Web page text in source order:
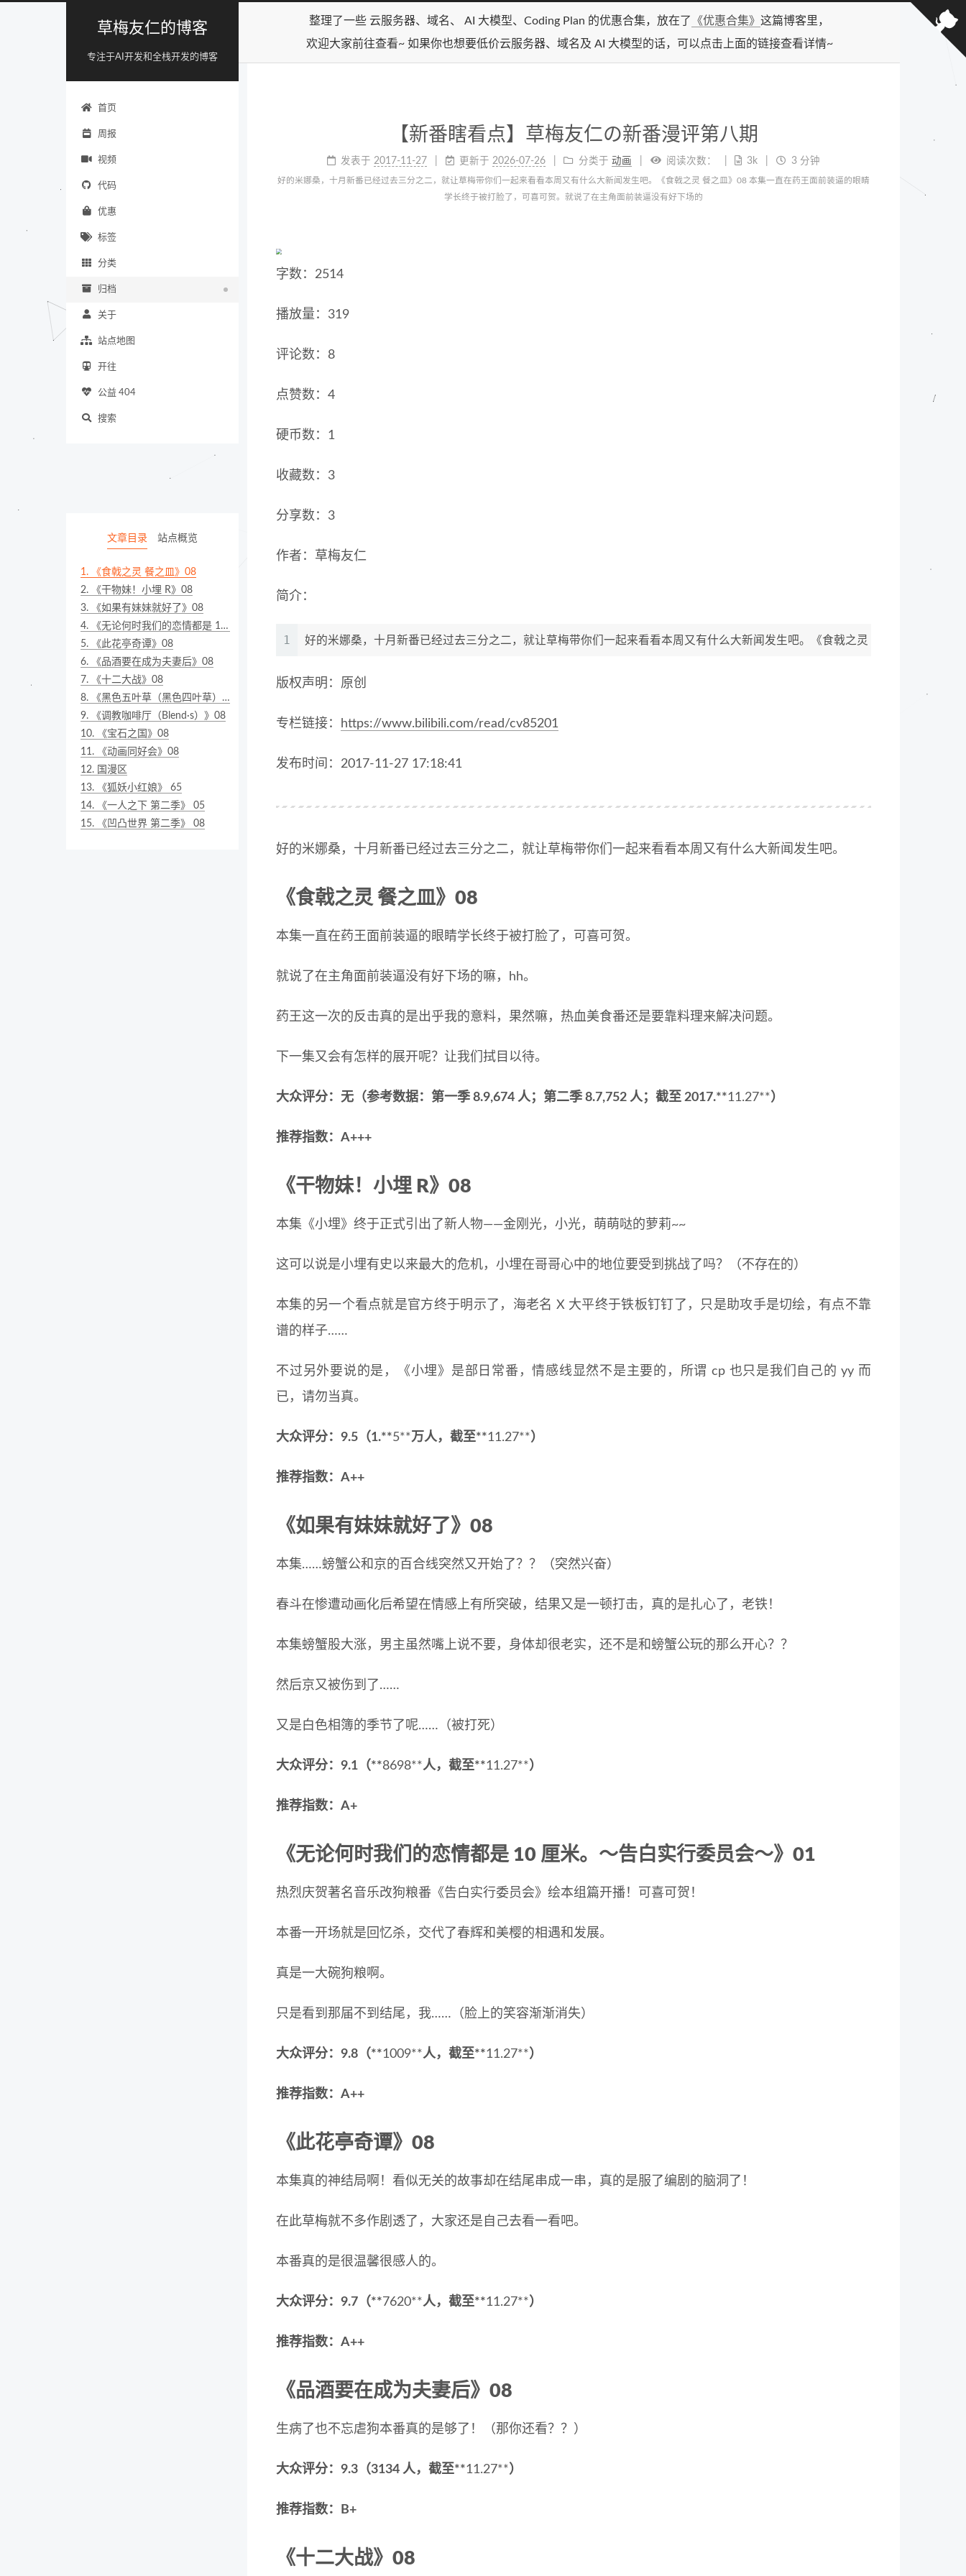
整理了一些 云服务器、域名、 AI 大模型、Coding Plan 的优惠合集，放在了 《优惠合集》 这篇博客里，
欢迎大家前往查看~ 如果你也想要低价云服务器、域名及 AI 大模型的话，可以点击上面的链接查看详情~
草梅友仁的博客
专注于AI开发和全栈开发的博客
首页
周报
视频
代码
优惠
标签
分类
归档
关于
站点地图
开往
公益 404
搜索
【新番瞎看点】草梅友仁の新番漫评第八期
发表于 2017-11-27 更新于 2026-07-26 分类于 动画 阅读次数： 3k 3 分钟
好的米娜桑，十月新番已经过去三分之二，就让草梅带你们一起来看看本周又有什么大新闻发生吧。《食戟之灵 餐之皿》08 本集一直在药王面前装逼的眼睛
学长终于被打脸了，可喜可贺。就说了在主角面前装逼没有好下场的
字数：2514
播放量：319
评论数：8
点赞数：4
硬币数：1
收藏数：3
分享数：3
作者：草梅友仁
简介：
1 好的米娜桑，十月新番已经过去三分之二，就让草梅带你们一起来看看本周又有什么大新闻发生吧。《食戟之灵 餐之皿》08 本
版权声明：原创
专栏链接： https://www.bilibili.com/read/cv85201
发布时间：2017-11-27 17:18:41
好的米娜桑，十月新番已经过去三分之二，就让草梅带你们一起来看看本周又有什么大新闻发生吧。
《食戟之灵 餐之皿》08
本集一直在药王面前装逼的眼睛学长终于被打脸了，可喜可贺。
就说了在主角面前装逼没有好下场的嘛，hh。
药王这一次的反击真的是出乎我的意料，果然嘛，热血美食番还是要靠料理来解决问题。
下一集又会有怎样的展开呢？让我们拭目以待。
大众评分：无（参考数据：第一季 8.9,674 人；第二季 8.7,752 人；截至 2017.**11.27**）
推荐指数：A+++
《干物妹！小埋 R》08
本集《小埋》终于正式引出了新人物——金刚光，小光，萌萌哒的萝莉~~
这可以说是小埋有史以来最大的危机，小埋在哥哥心中的地位要受到挑战了吗？（不存在的）
本集的另一个看点就是官方终于明示了，海老名 X 大平终于铁板钉钉了，只是助攻手是切绘，有点不靠
谱的样子……
不过另外要说的是，《小埋》是部日常番，情感线显然不是主要的，所谓 cp 也只是我们自己的 yy 而
已，请勿当真。
大众评分：9.5（1.**5**万人，截至**11.27**）
推荐指数：A++
《如果有妹妹就好了》08
本集……螃蟹公和京的百合线突然又开始了？？（突然兴奋）
春斗在惨遭动画化后希望在情感上有所突破，结果又是一顿打击，真的是扎心了，老铁！
本集螃蟹股大涨，男主虽然嘴上说不要，身体却很老实，还不是和螃蟹公玩的那么开心？？
然后京又被伤到了……
又是白色相簿的季节了呢……（被打死）
大众评分：9.1（**8698**人，截至**11.27**）
推荐指数：A+
《无论何时我们的恋情都是 10 厘米。～告白实行委员会～》01
热烈庆贺著名音乐改狗粮番《告白实行委员会》绘本组篇开播！可喜可贺！
本番一开场就是回忆杀，交代了春辉和美樱的相遇和发展。
真是一大碗狗粮啊。
只是看到那届不到结尾，我……（脸上的笑容渐渐消失）
大众评分：9.8（**1009**人，截至**11.27**）
推荐指数：A++
《此花亭奇谭》08
本集真的神结局啊！看似无关的故事却在结尾串成一串，真的是服了编剧的脑洞了！
在此草梅就不多作剧透了，大家还是自己去看一看吧。
本番真的是很温馨很感人的。
大众评分：9.7（**7620**人，截至**11.27**）
推荐指数：A++
《品酒要在成为夫妻后》08
生病了也不忘虐狗本番真的是够了！（那你还看？？）
大众评分：9.3（3134 人，截至**11.27**）
推荐指数：B+
《十二大战》08
文章目录 站点概览
1.
《食戟之灵 餐之皿》08
2.
《干物妹！小埋 R》08
3.
《如果有妹妹就好了》08
4.
《无论何时我们的恋情都是 10 厘米。～告白实行委员会～》01
5.
《此花亭奇谭》08
6.
《品酒要在成为夫妻后》08
7.
《十二大战》08
8.
《黑色五叶草（黑色四叶草）》08
9.
《调教咖啡厅（Blend·s）》08
10.
《宝石之国》08
11.
《动画同好会》08
12. 国漫区
13.
《狐妖小红娘》 65
14.
《一人之下 第二季》 05
15.
《凹凸世界 第二季》 08